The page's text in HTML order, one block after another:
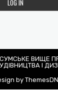
СУМСЬКЕ ВИЩЕ
І
by